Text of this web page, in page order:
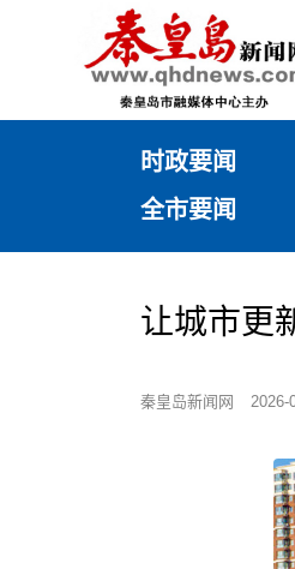
时政要闻
全市要闻
让城市更
秦皇岛新闻网 2026-